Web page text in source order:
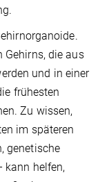
Gehirns, die aus
und in einer
frühesten
Zu wissen,
im späteren
genetische
kann helfen,